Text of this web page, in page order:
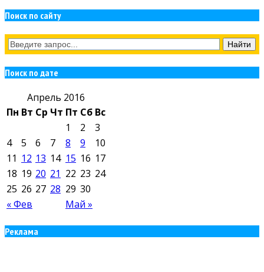
Поиск по сайту
Поиск по дате
Апрель 2016
Пн Вт Ср Чт Пт Сб Вс
« Фев Май »
1 2
3
4
5 6 7 8 9
10
11 12 13 14 15 16 17
18 19 20 21 22 23 24
25 26 27 28 29 30
Реклама